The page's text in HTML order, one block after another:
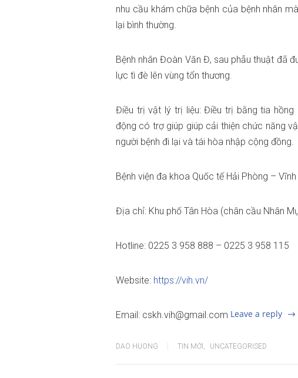
nhu cầu khám chữa bệnh của bệnh nhân
lại bình thường.
Bệnh nhân Đoàn Văn Đ, sau phẫu thuật đã
lực tì đè lên vùng tổn thương.
Điều trị vật lý trị liệu: Điều trị bằng tia
động có trợ giúp giúp cải thiện chức năng
người bệnh đi lại và tái hòa nhập cộng đồng.
Bệnh viện đa khoa Quốc tế Hải Phòng –
Địa chỉ: Khu phố Tân Hòa (chân cầu Nhân
Hotline: 0225 3 958 888 – 0225 3 958 115
Website: https://vih.vn/
Email: cskh.vih@gmail.com Leave a reply
DAO HUONG TIN MỚI , UNCATEGORISED